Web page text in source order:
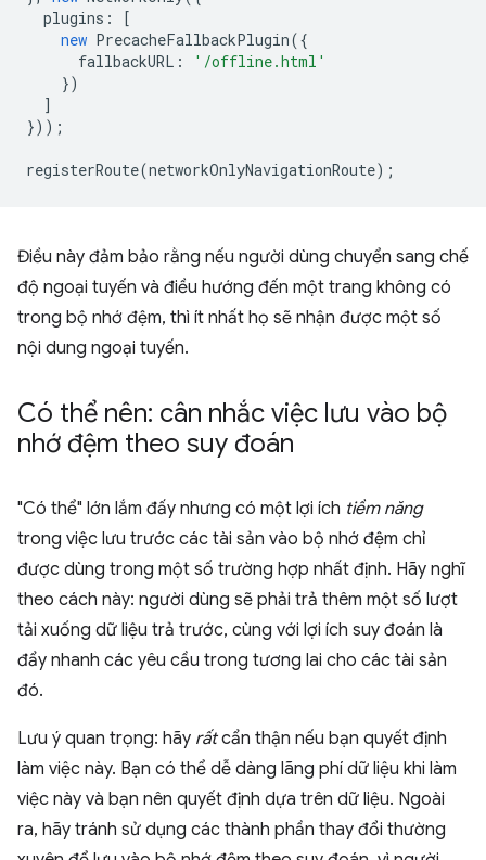
plugins :
[
new PrecacheFallbackPlugin({
fallbackURL :
'/offline.html'
})
]
}));
registerRoute(networkOnlyNavigationRoute);
Điều này đảm bảo rằng nếu người dùng chuyển sang chế
độ ngoại tuyến và điều hướng đến một trang không có
trong bộ nhớ đệm, thì ít nhất họ sẽ nhận được một số
nội dung ngoại tuyến.
Có thể nên: cân nhắc việc lưu vào bộ
nhớ đệm theo suy đoán
"Có thể" lớn lắm đấy nhưng có một lợi ích tiềm năng
trong việc lưu trước các tài sản vào bộ nhớ đệm chỉ
được dùng trong một số trường hợp nhất định. Hãy nghĩ
theo cách này: người dùng sẽ phải trả thêm một số lượt
tải xuống dữ liệu trả trước, cùng với lợi ích suy đoán là
đẩy nhanh các yêu cầu trong tương lai cho các tài sản
đó.
Lưu ý quan trọng: hãy rấtcẩn thận nếu bạn quyết định
làm việc này. Bạn có thể dễ dàng lãng phí dữ liệu khi làm
việc này và bạn nên quyết định dựa trên dữ liệu. Ngoài
ra, hãy tránh sử dụng các thành phần thay đổi thường